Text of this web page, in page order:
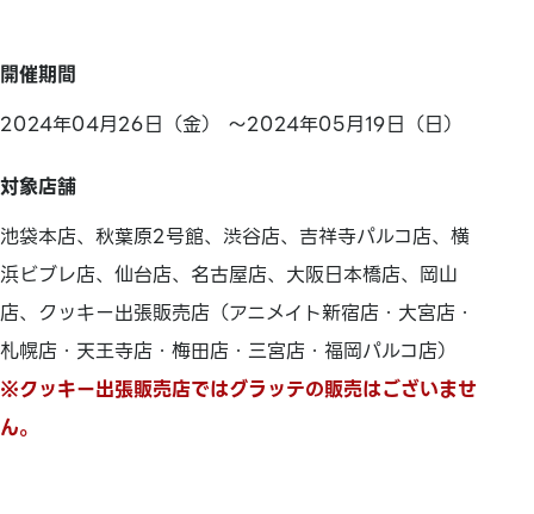
開催期間
2024年04月26日（金） ～2024年05月19日（日）
対象店舗
池袋本店、秋葉原2号館、渋谷店、吉祥寺パルコ店、横
浜ビブレ店、仙台店、名古屋店、大阪日本橋店、岡山
店、クッキー出張販売店（アニメイト新宿店・大宮店・
札幌店・天王寺店・梅田店・三宮店・福岡パルコ店）
※クッキー出張販売店ではグラッテの販売はございませ
ん。